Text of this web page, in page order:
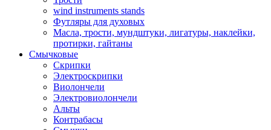
wind instruments stands
Футляры для духовых
Масла, трости, мундштуки, лигатуры, наклейки,
протирки, гайтаны
Смычковые
Скрипки
Электроскрипки
Виолончели
Электровиолончели
Альты
Контрабасы